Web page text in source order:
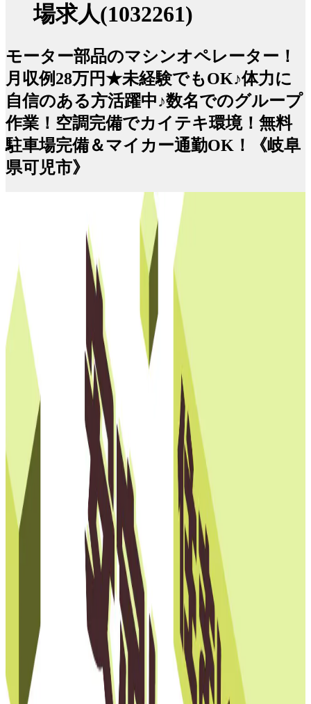
場求人(1032261)
モーター部品のマシンオペレーター！
月収例28万円★未経験でもOK♪体力に
自信のある方活躍中♪数名でのグループ
作業！空調完備でカイテキ環境！無料
駐車場完備＆マイカー通勤OK！《岐阜
県可児市》